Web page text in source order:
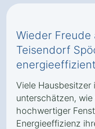
Wieder Freude
Teisendorf
Viele Hausbesitzer
unterschätzen,
hochwertiger
Energieeffizienz